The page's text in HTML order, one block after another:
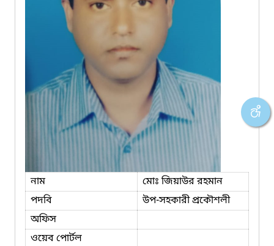
নাম
মোঃ জিয়াউর রহমান
পদবি
উপ-সহকারী প্রকৌশলী
অফিস
ওয়েব পোর্টল